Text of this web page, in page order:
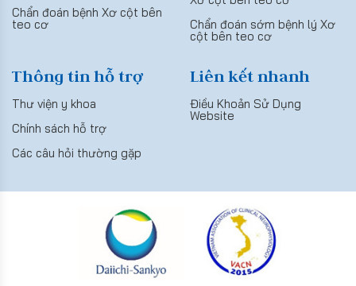
Chẩn đoán bệnh Xơ cột bên
teo cơ
Chẩn đoán sớm bệnh lý Xơ
cột bên teo cơ
Thông tin hỗ trợ
Thư viện y khoa
Chính sách hỗ trợ
Các câu hỏi thường gặp
Liên kết nhanh
Điều Khoản Sử Dụng
Website